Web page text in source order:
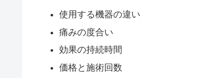
使用する機器の違い
痛みの度合い
効果の持続時間
価格と施術回数